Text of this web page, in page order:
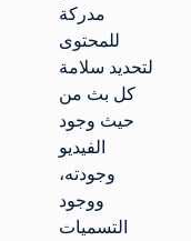
مدركة
للمحتوى
لتحديد سلامة
كل بث من
حيث وجود
الفيديو
وجودته،
ووجود
التسميات